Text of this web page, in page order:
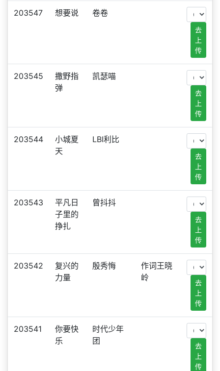
203547 想要说 卷卷
去
上
传
203545
撒野指
弹
凯瑟喵
去
上
传
203544
小城夏
天
LBI利比
去
上
传
203543
平凡日
子里的
挣扎
曾抖抖
去
上
传
203542
复兴的
力量
殷秀悔
作词王晓
岭
去
上
传
203541
你要快
乐
时代少年
团
去
上
传